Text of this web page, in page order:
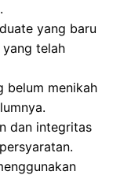
yang baru
yang telah
belum menikah
dan integritas